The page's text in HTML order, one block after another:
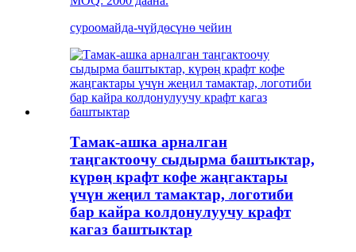
суроомайда-чүйдөсүнө чейин
Тамак-ашка арналган
таңгактоочу сыдырма баштыктар,
күрөң крафт кофе жаңгактары
үчүн жеңил тамактар, логотиби
бар кайра колдонулуучу крафт
кагаз баштыктар